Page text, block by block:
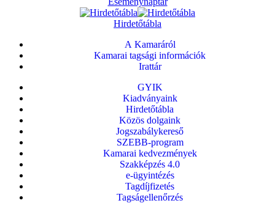
Hirdetőtábla
A Kamaráról
Kamarai tagsági információk
Irattár
GYIK
Kiadványaink
Hirdetőtábla
Közös dolgaink
Jogszabálykereső
SZEBB-program
Kamarai kedvezmények
Szakképzés 4.0
e-ügyintézés
Tagdíjfizetés
Tagságellenőrzés